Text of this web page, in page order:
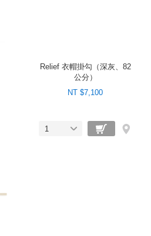
Relief 衣帽掛勾（深灰、82
公分）
NT $7,100
1